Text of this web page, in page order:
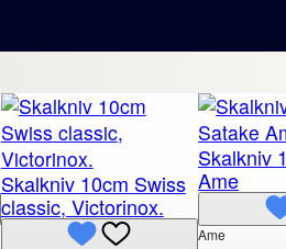
Skalkniv 10cm Swiss
classic, Victorinox.
Skalkniv
Ame
Ame